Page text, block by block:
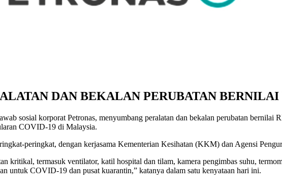
DAN BEKALAN PERUBATAN BERNILAI
sosial korporat Petronas, menyumbang peralatan dan bekalan perubatan bernilai
COVID-19 di Malaysia.
peringkat, dengan kerjasama Kementerian Kesihatan (KKM) dan Agensi
kritikal, termasuk ventilator, katil hospital dan tilam, kamera pengimbas suhu,
untuk COVID-19 dan pusat kuarantin,” katanya dalam satu kenyataan hari ini.